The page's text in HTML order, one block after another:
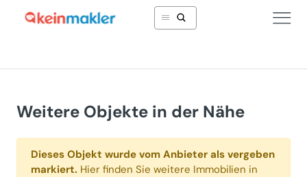
Weitere Objekte in der Nähe
Dieses Objekt wurde vom Anbieter als vergeben
markiert. Hier finden Sie weitere Immobilien in